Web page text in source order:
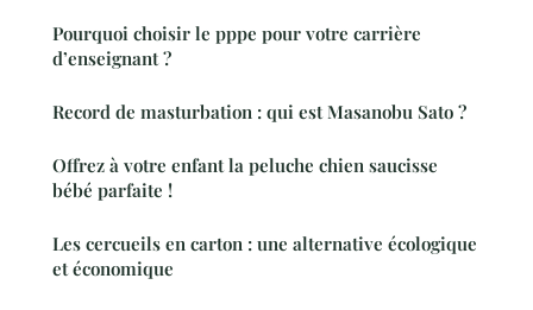
Pourquoi choisir le pppe pour votre carrière
d’enseignant ?
Record de masturbation : qui est Masanobu Sato ?
Offrez à votre enfant la peluche chien saucisse
bébé parfaite !
Les cercueils en carton : une alternative écologique
et économique